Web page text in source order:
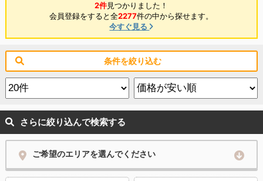
2件見つかりました！
会員登録をすると全2277件の中から探せます。
今すぐ見る
条件を絞り込む
さらに絞り込んで検索する
ご希望のエリアを選んでください